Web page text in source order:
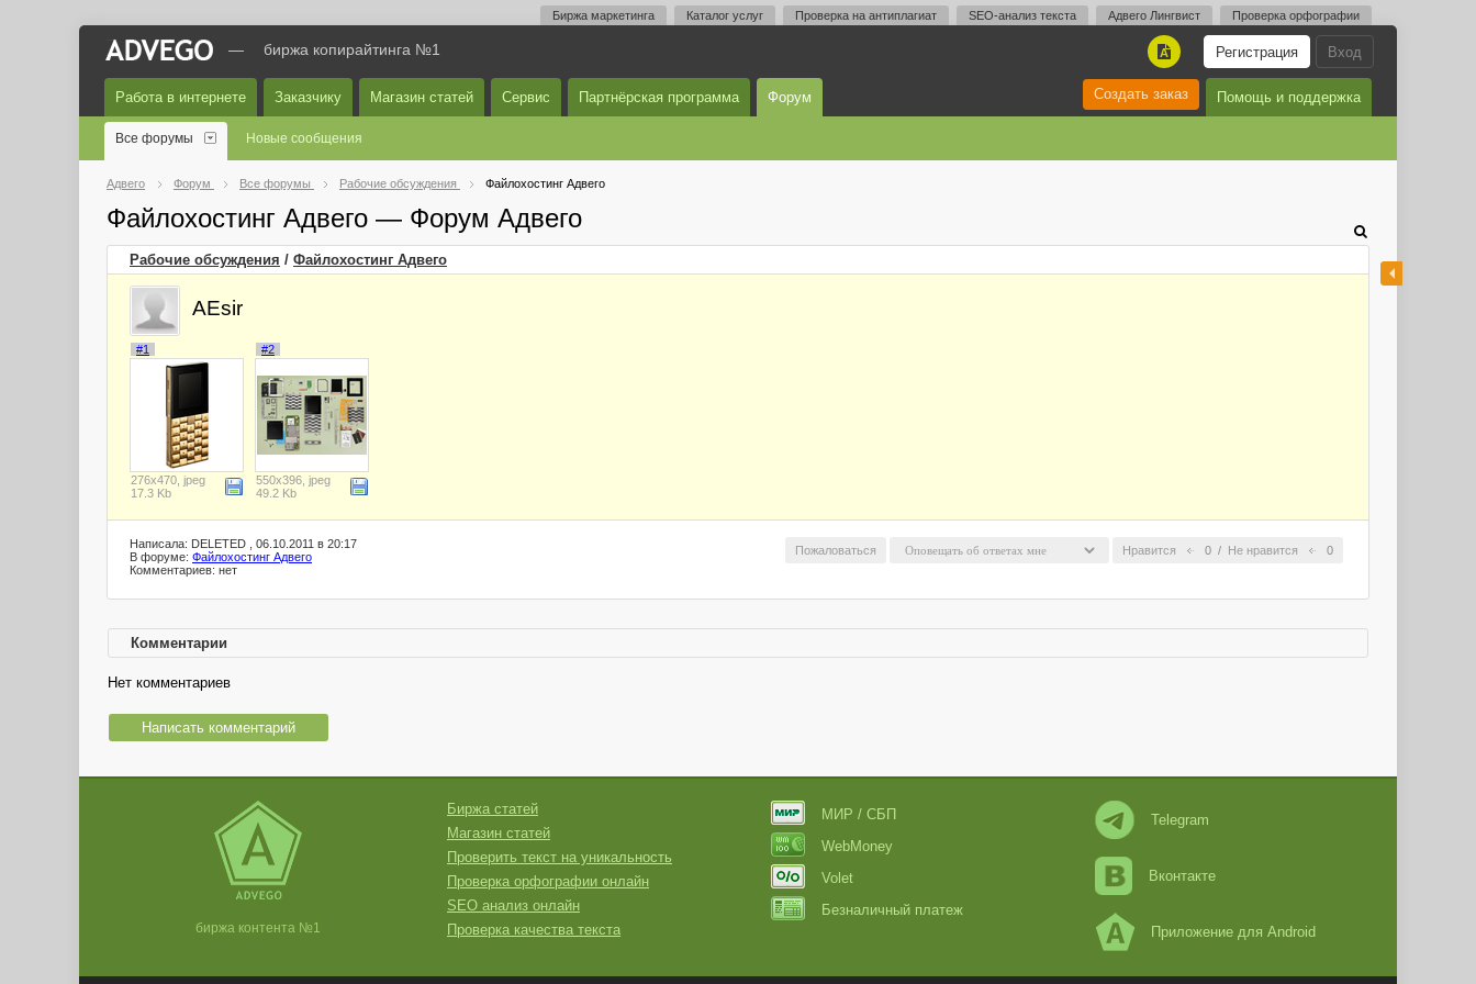
Биржа маркетинга Каталог услуг Проверка на антиплагиат SEO-анализ текста Адвего Лингвист Проверка орфографии
Вход
Регистрация
A
— биржа копирайтинга №1
Работа в интернете Заказчику Магазин статей Сервис Партнёрская программа Форум Помощь и поддержка
Создать заказ
Все форумы Новые сообщения
Адвего Форум Все форумы Рабочие обсуждения Файлохостинг Адвего
Файлохостинг Адвего — Форум Адвего
Рабочие обсуждения / Файлохостинг Адвего
AEsir
#1
276x470, jpeg
17.3 Kb
#2
550x396, jpeg
49.2 Kb
Нравится 0 / Не нравится 0
Пожаловаться
Написала: DELETED , 06.10.2011 в 20:17
В форуме: Файлохостинг Адвего
Комментариев: нет
Комментарии
Нет комментариев
Написать комментарий
биржа контента №1
Биржа статей
Магазин статей
Проверить текст на уникальность
Проверка орфографии онлайн
SEO анализ онлайн
Проверка качества текста
МИР / СБП
WebMoney
Volet
Безналичный платеж
Telegram
Вконтакте
Приложение для Android